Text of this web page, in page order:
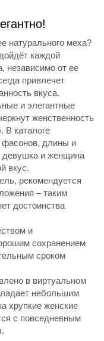
натурального меха?
каждой
независимо от ее
привлечет
вкуса.
и элегантные
женственность
В каталоге
длины и
девушка и женщина
вкус.
рекомендуется
– таким
достоинства
и
сохранением
сроком
в виртуальном
небольшим
хрупкие женские
с повседневным